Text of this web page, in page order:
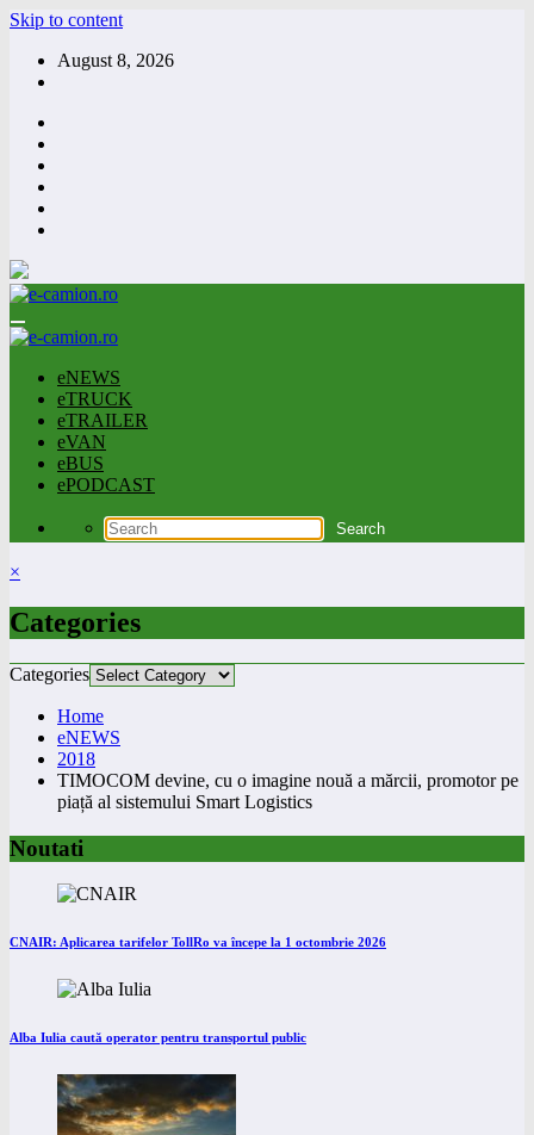
Skip to content
August 8, 2026
eNEWS
eTRUCK
eTRAILER
eVAN
eBUS
ePODCAST
×
Categories
Categories
Home
eNEWS
2018
TIMOCOM devine, cu o imagine nouă a mărcii, promotor pe
piață al sistemului Smart Logistics
Noutati
CNAIR: Aplicarea tarifelor TollRo va începe la 1 octombrie 2026
Alba Iulia caută operator pentru transportul public